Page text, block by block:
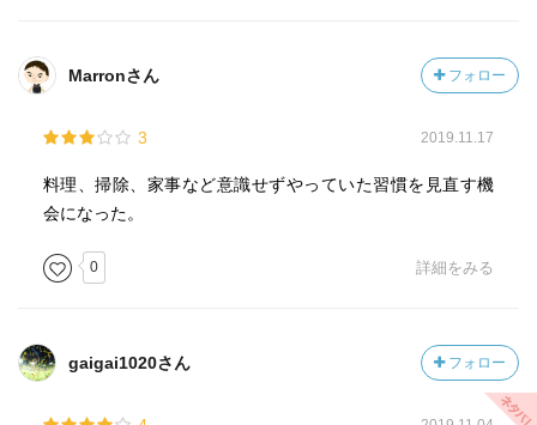
Marronさん フォロー
3 2019.11.17
料理、掃除、家事など意識せずやっていた習慣を見直す機
会になった。
0 詳細をみる
gaigai1020さん フォロー